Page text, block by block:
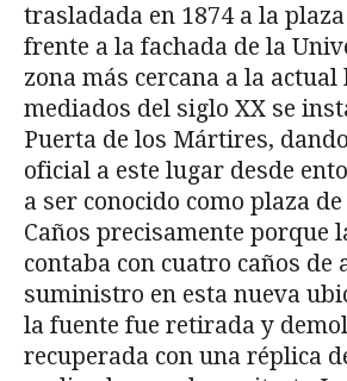
trasladada en 1874 a la plaza
frente a la fachada de la
zona más cercana a la
mediados del siglo XX se
Puerta de los Mártires,
oficial a este lugar desde
a ser conocido como plaza
Caños precisamente porque
contaba con cuatro caños de
suministro en esta nueva
la fuente fue retirada y
recuperada con una réplica